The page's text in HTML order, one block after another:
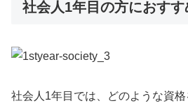
社会人1年目の方におす
社会人1年目では、どのような資